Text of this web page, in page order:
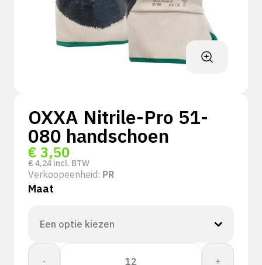
OXXA Nitrile-Pro 51-
080 handschoen
€ 3,50
€ 4,24 incl. BTW
Verkoopeenheid: PR
Maat
-
OXXA
+